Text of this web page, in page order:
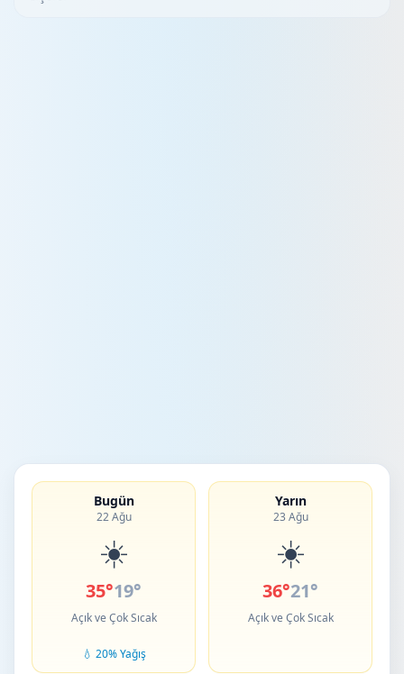
Bugün
22 Ağu
☀️
35°19°
Açık ve Çok Sıcak
💧 20% Yağış
Yarın
23 Ağu
☀️
36°21°
Açık ve Çok Sıcak